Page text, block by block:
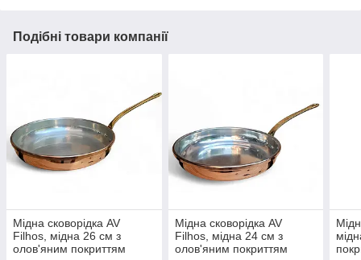
Подібні товари компанії
Мідна сковорідка AV
Filhos, мідна 26 см з
олов'яним покриттям
Мідна сковорідка AV
Filhos, мідна 24 см з
олов'яним покриттям